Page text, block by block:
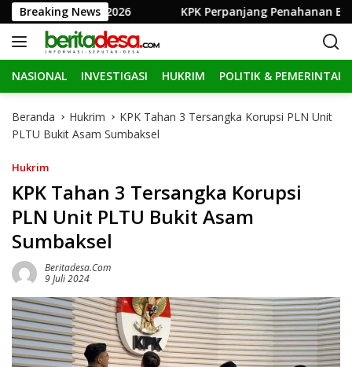
a
g
u
Breaking News
Porkab 2026 KPK Perpanjang Penahanan Bupati
NASIONAL INVESTIGASI HUKRIM POLITIK & PEMERINTAH
Beranda Hukrim
KPK Tahan 3 Tersangka Korupsi PLN Unit
PLTU Bukit Asam Sumbaksel
Hukrim
KPK Tahan 3 Tersangka Korupsi
PLN Unit PLTU Bukit Asam
Sumbaksel
Beritadesa.com
9 Juli 2024